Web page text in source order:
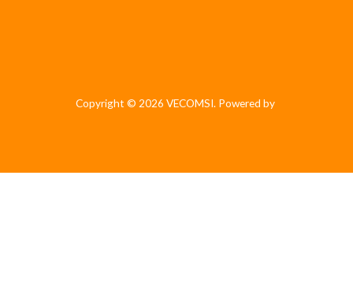
Copyright © 2026 VECOMSI. Powered by